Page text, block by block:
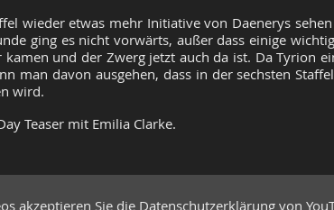
wieder etwas mehr Initiative von Daenerys
ging es nicht vorwärts, außer dass einige
und der Zwerg jetzt auch da ist. Da Tyrion
man davon ausgehen, dass in der sechsten
wird.
Teaser mit Emilia Clarke.
akzeptieren Sie die Datenschutzerklärung von